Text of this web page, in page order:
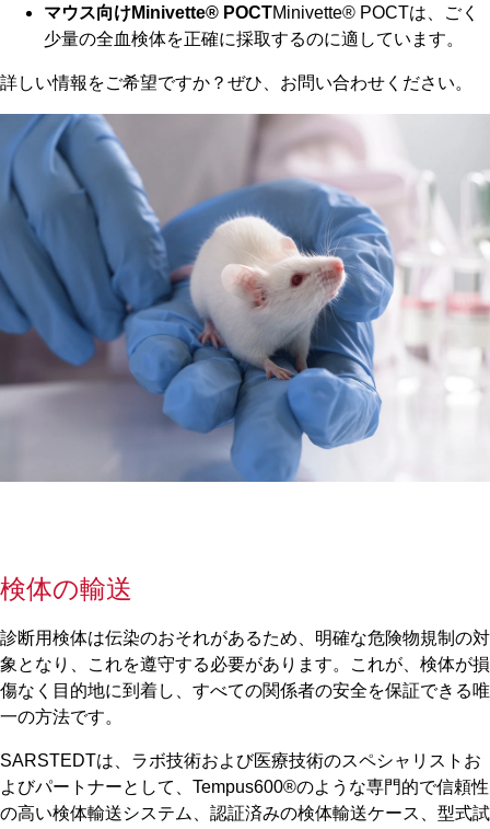
マウス向けMinivette® POCTMinivette® POCTは、ごく
少量の全血検体を正確に採取するのに適しています。
詳しい情報をご希望ですか？ぜひ、お問い合わせください。
検体の輸送
診断用検体は伝染のおそれがあるため、明確な危険物規制の対
象となり、これを遵守する必要があります。これが、検体が損
傷なく目的地に到着し、すべての関係者の安全を保証できる唯
一の方法です。
SARSTEDTは、ラボ技術および医療技術のスペシャリストお
よびパートナーとして、Tempus600®のような専門的で信頼性
の高い検体輸送システム、認証済みの検体輸送ケース、型式試